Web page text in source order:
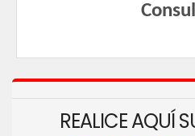
REALICE AQUÍ